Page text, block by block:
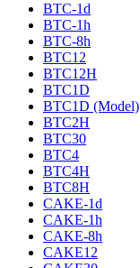
BTC-1d
BTC-1h
BTC-8h
BTC12
BTC12H
BTC1D
BTC1D (Model)
BTC2H
BTC30
BTC4
BTC4H
BTC8H
CAKE-1d
CAKE-1h
CAKE-8h
CAKE12